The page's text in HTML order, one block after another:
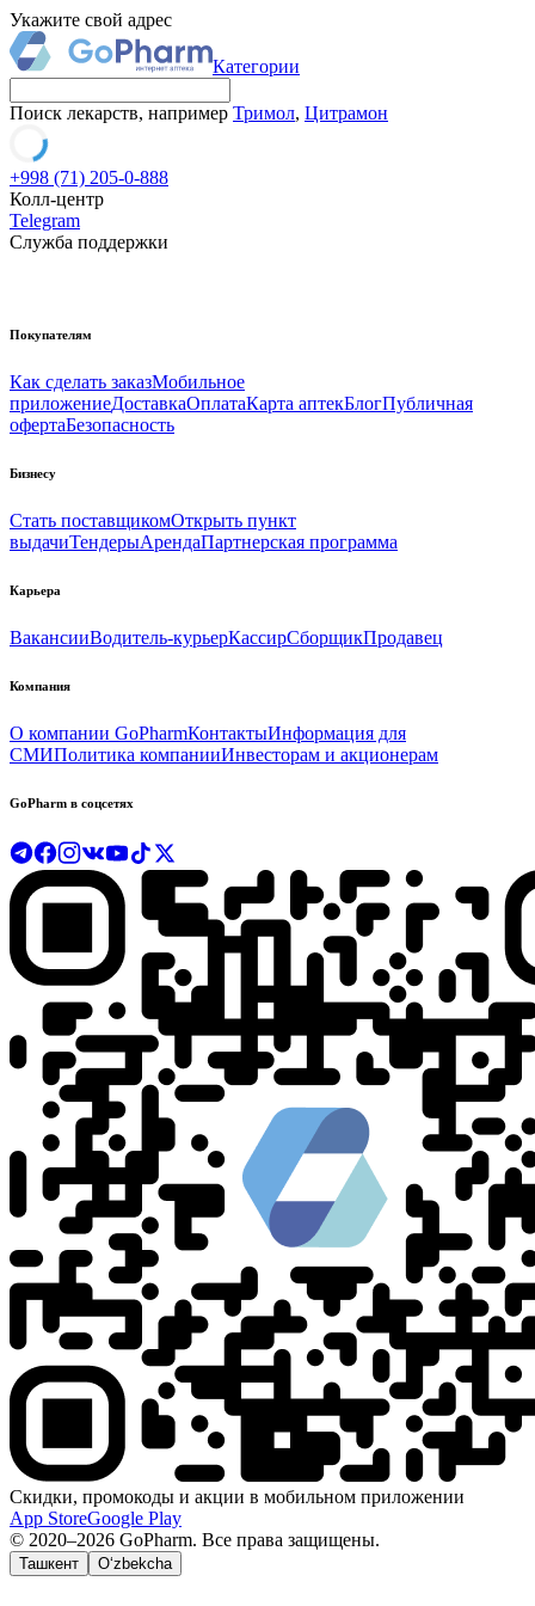
Укажите свой адрес
Категории
Поиск лекарств, например Тримол, Цитрамон
+998 (71) 205-0-888
Колл-центр
Telegram
Служба поддержки
Покупателям
Как сделать заказМобильное
приложениеДоставкаОплатаКарта аптекБлогПубличная
офертаБезопасность
Бизнесу
Стать поставщикомОткрыть пункт
выдачиТендерыАрендаПартнерская программа
Карьера
ВакансииВодитель-курьерКассирСборщикПродавец
Компания
О компании GoPharmКонтактыИнформация для
СМИПолитика компанииИнвесторам и акционерам
GoPharm в соцсетях
Скидки, промокоды и акции в мобильном приложении
App StoreGoogle Play
© 2020–2026 GoPharm. Все права защищены.
Ташкент O‘zbekcha